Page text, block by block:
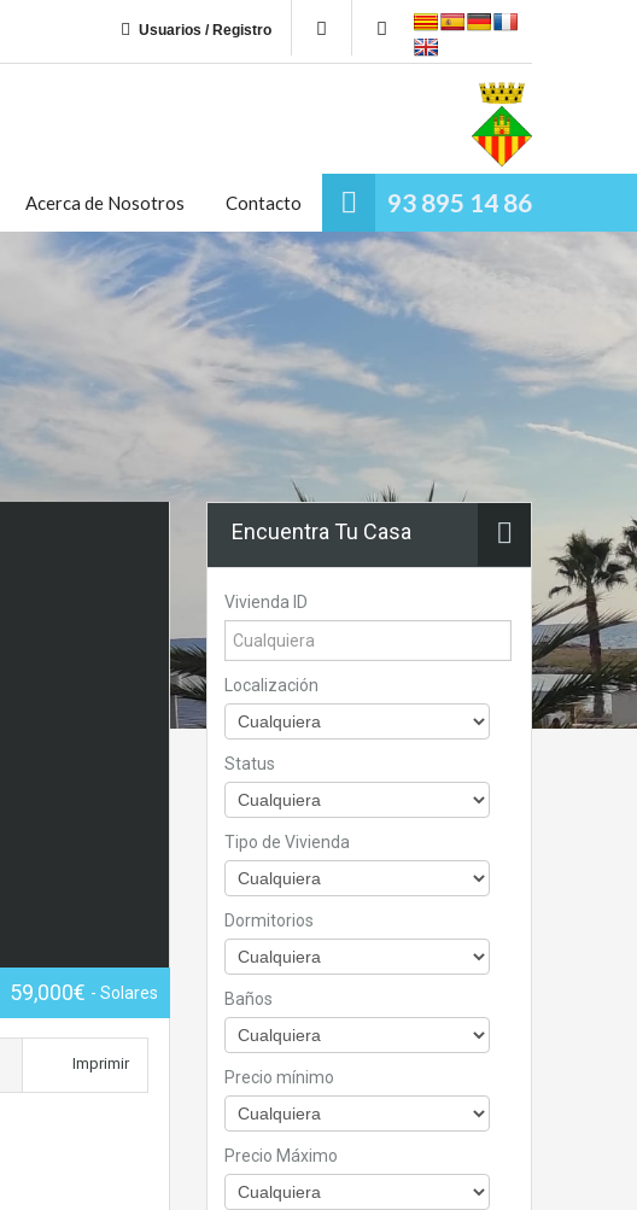
Usuarios / Registro
93 895 14 86
Acerca de Nosotros Contacto
59,000€ - Solares
Imprimir
Encuentra Tu Casa
Vivienda ID
Localización
Status
Tipo de Vivienda
Dormitorios
Baños
Precio mínimo
Precio Máximo